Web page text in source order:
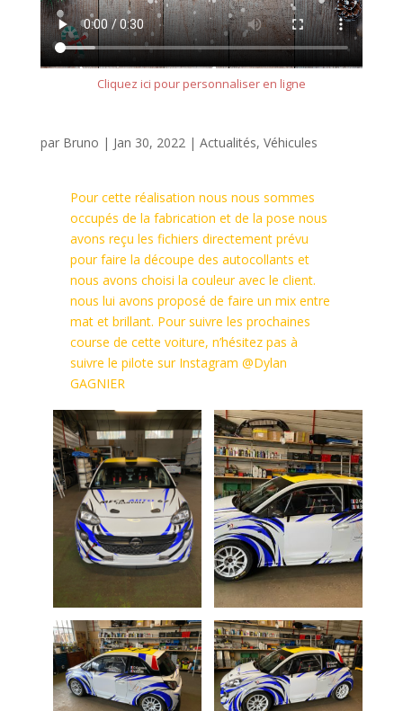
Cliquez ici pour personnaliser en ligne
par Bruno | Jan 30, 2022| Actualités, Véhicules
Pour cette réalisation nous nous sommes
occupés de la fabrication et de la pose nous
avons reçu les fichiers directement prévu
pour faire la découpe des autocollants et
nous avons choisi la couleur avec le client.
nous lui avons proposé de faire un mix entre
mat et brillant. Pour suivre les prochaines
course de cette voiture, n’hésitez pas à
suivre le pilote sur Instagram @Dylan
GAGNIER